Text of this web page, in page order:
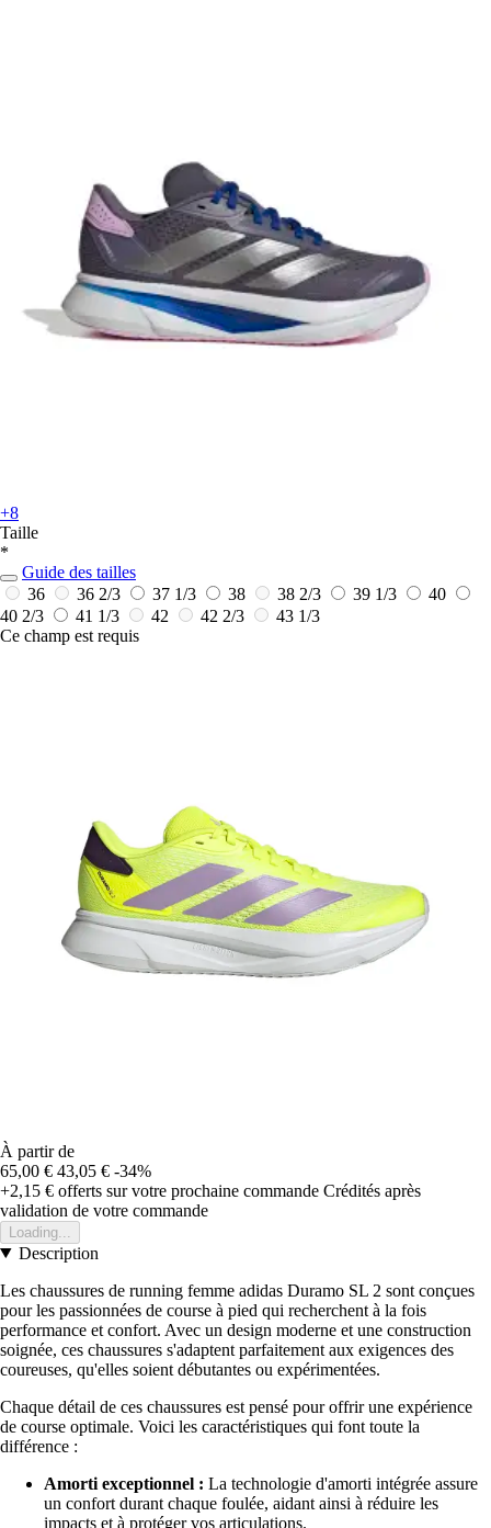
+8
Taille
*
Guide des tailles
36
36 2/3 37 1/3 38 38 2/3 39 1/3
40
40 2/3
41 1/3 42 42 2/3
43 1/3
Ce champ est requis
À partir de
65,00 € 43,05 € -34%
+2,15 € offerts sur votre prochaine commande Crédités après
validation de votre commande
Loading...
Description
Les chaussures de running femme adidas Duramo SL 2 sont conçues
pour les passionnées de course à pied qui recherchent à la fois
performance et confort. Avec un design moderne et une construction
soignée, ces chaussures s'adaptent parfaitement aux exigences des
coureuses, qu'elles soient débutantes ou expérimentées.
Chaque détail de ces chaussures est pensé pour offrir une expérience
de course optimale. Voici les caractéristiques qui font toute la
différence :
Amorti exceptionnel : La technologie d'amorti intégrée assure
un confort durant chaque foulée, aidant ainsi à réduire les
impacts et à protéger vos articulations.